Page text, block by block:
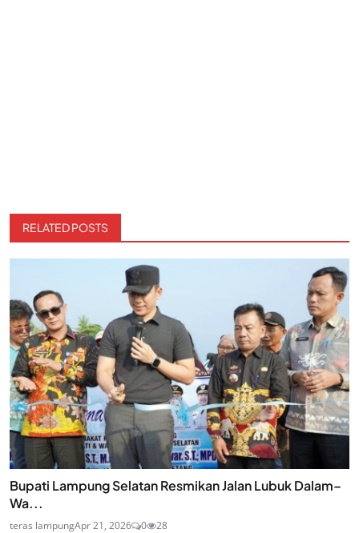
RELATED POSTS
Bupati Lampung Selatan Resmikan Jalan Lubuk Dalam–
Wa...
teras lampungApr 21, 2026 0 28